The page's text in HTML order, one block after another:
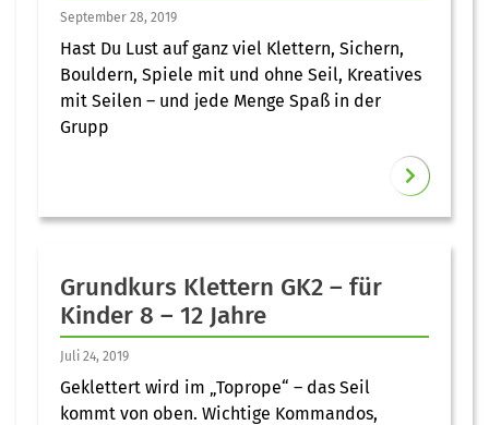
September 28, 2019
Hast Du Lust auf ganz viel Klettern, Sichern,
Bouldern, Spiele mit und ohne Seil, Kreatives
mit Seilen – und jede Menge Spaß in der
Grupp
Grundkurs Klettern GK2 – für
Kinder 8 – 12 Jahre
Juli 24, 2019
Geklettert wird im „Toprope“ – das Seil
kommt von oben. Wichtige Kommandos,